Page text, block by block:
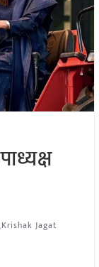
Krishak Jagat